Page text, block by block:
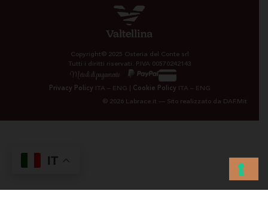
Copyright© 2025 Osteria del Conte srl
Tutti i diritti riservati. P.IVA 00570242143
Metodi di pagamento
Privacy Policy ITA – ENG Cookie Policy ITA – ENG
© 2026 Labrace.it — Sito realizzato da DAF.Mit
IT